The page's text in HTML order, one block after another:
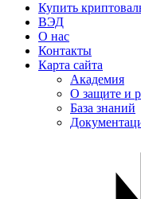
Купить
ВЭД
О нас
Контакты
Карта сайта
Академия
О защите и
База знаний